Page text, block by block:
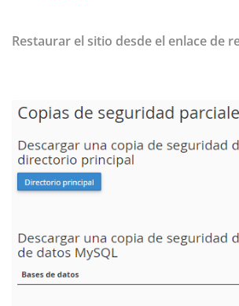
Restaurar el sitio desde el enlace de